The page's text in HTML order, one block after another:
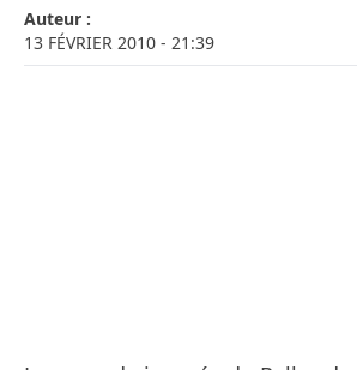
Auteur :
13 FÉVRIER 2010 - 21:39